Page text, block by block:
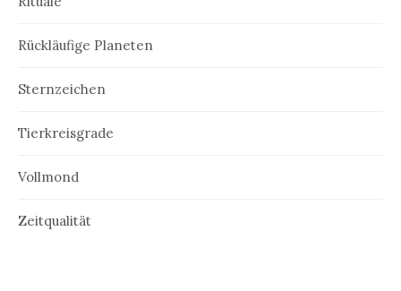
Rückläufige Planeten
Sternzeichen
Tierkreisgrade
Vollmond
Zeitqualität